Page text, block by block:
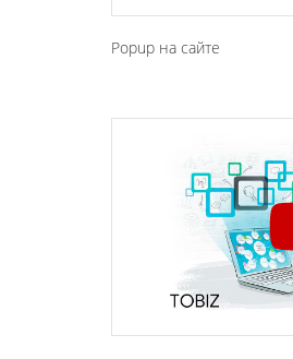
Popup на сайте